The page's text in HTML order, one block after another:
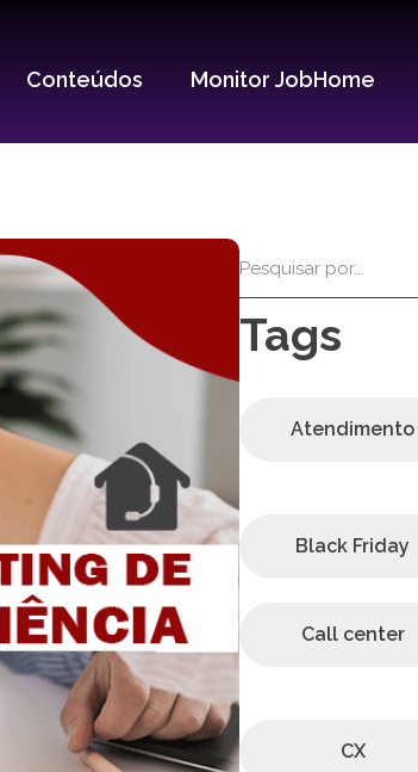
Conteúdos Monitor JobHome
Tags
Atendimento
Black Friday
Call center
CX